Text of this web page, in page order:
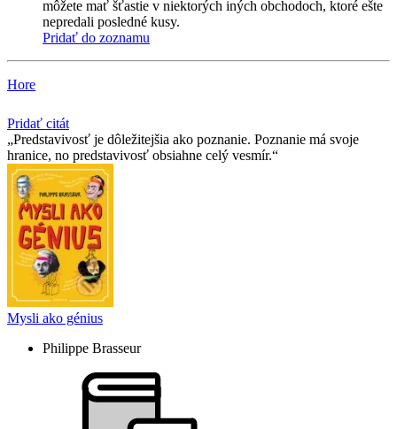
môžete mať šťastie v niektorých iných obchodoch, ktoré ešte
nepredali posledné kusy.
Pridať do zoznamu
Hore
Pridať citát
Predstavivosť je dôležitejšia ako poznanie. Poznanie má svoje
hranice, no predstavivosť obsiahne celý vesmír.
Mysli ako génius
Philippe Brasseur